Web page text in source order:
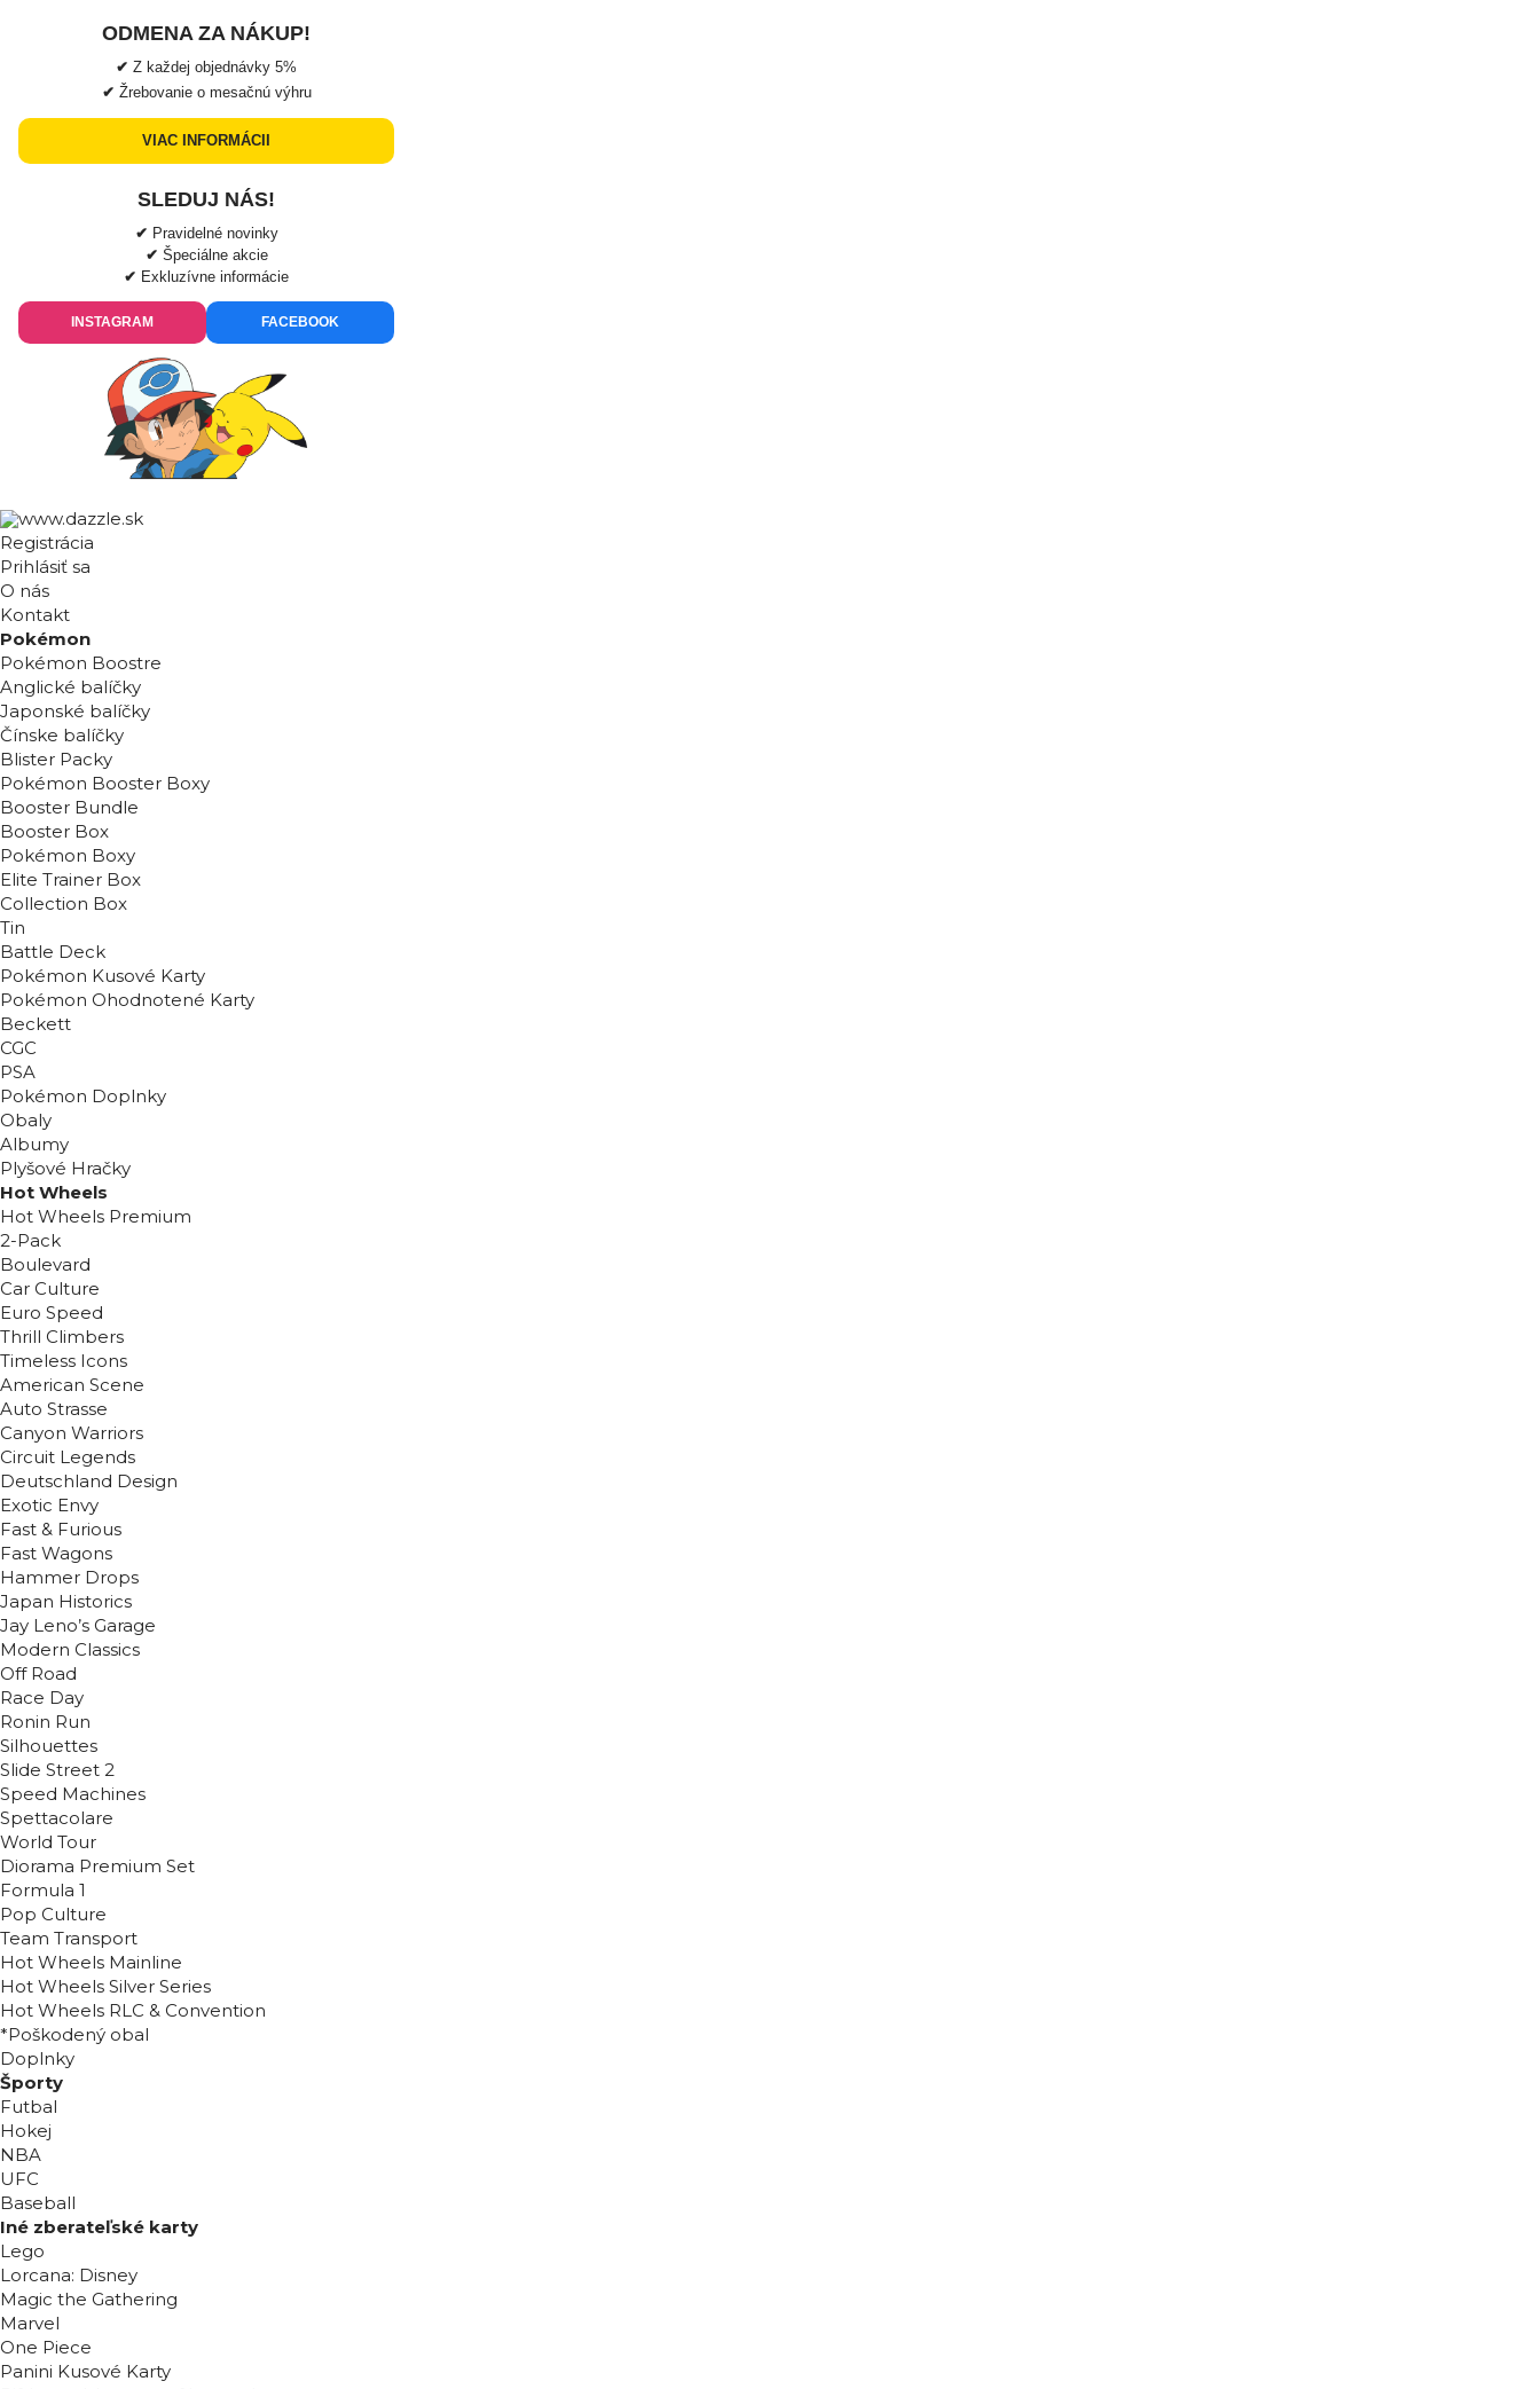
ODMENA ZA NÁKUP!
✔ Z každej objednávky 5%
✔ Žrebovanie o mesačnú výhru
VIAC INFORMÁCII
SLEDUJ NÁS!
✔ Pravidelné novinky
✔ Špeciálne akcie
✔ Exkluzívne informácie
INSTAGRAM FACEBOOK
Registrácia
Prihlásiť sa
O nás
Kontakt
Pokémon
Pokémon Boostre
Anglické balíčky
Japonské balíčky
Čínske balíčky
Blister Packy
Pokémon Booster Boxy
Booster Bundle
Booster Box
Pokémon Boxy
Elite Trainer Box
Collection Box
Tin
Battle Deck
Pokémon Kusové Karty
Pokémon Ohodnotené Karty
Beckett
CGC
PSA
Pokémon Doplnky
Obaly
Albumy
Plyšové Hračky
Hot Wheels
Hot Wheels Premium
2-Pack
Boulevard
Car Culture
Euro Speed
Thrill Climbers
Timeless Icons
American Scene
Auto Strasse
Canyon Warriors
Circuit Legends
Deutschland Design
Exotic Envy
Fast & Furious
Fast Wagons
Hammer Drops
Japan Historics
Jay Leno’s Garage
Modern Classics
Off Road
Race Day
Ronin Run
Silhouettes
Slide Street 2
Speed Machines
Spettacolare
World Tour
Diorama Premium Set
Formula 1
Pop Culture
Team Transport
Hot Wheels Mainline
Hot Wheels Silver Series
Hot Wheels RLC & Convention
*Poškodený obal
Doplnky
Športy
Futbal
Hokej
NBA
UFC
Baseball
Iné zberateľské karty
Lego
Lorcana: Disney
Magic the Gathering
Marvel
One Piece
Panini Kusové Karty